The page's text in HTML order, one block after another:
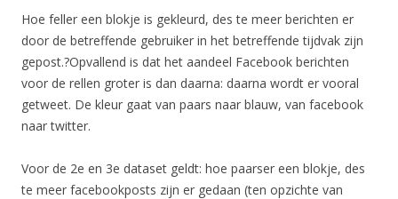
Hoe feller een blokje is gekleurd, des te meer berichten er
door de betreffende gebruiker in het betreffende tijdvak zijn
gepost.?Opvallend is dat het aandeel Facebook berichten
voor de rellen groter is dan daarna: daarna wordt er vooral
getweet. De kleur gaat van paars naar blauw, van facebook
naar twitter.
Voor de 2e en 3e dataset geldt: hoe paarser een blokje, des
te meer facebookposts zijn er gedaan (ten opzichte van